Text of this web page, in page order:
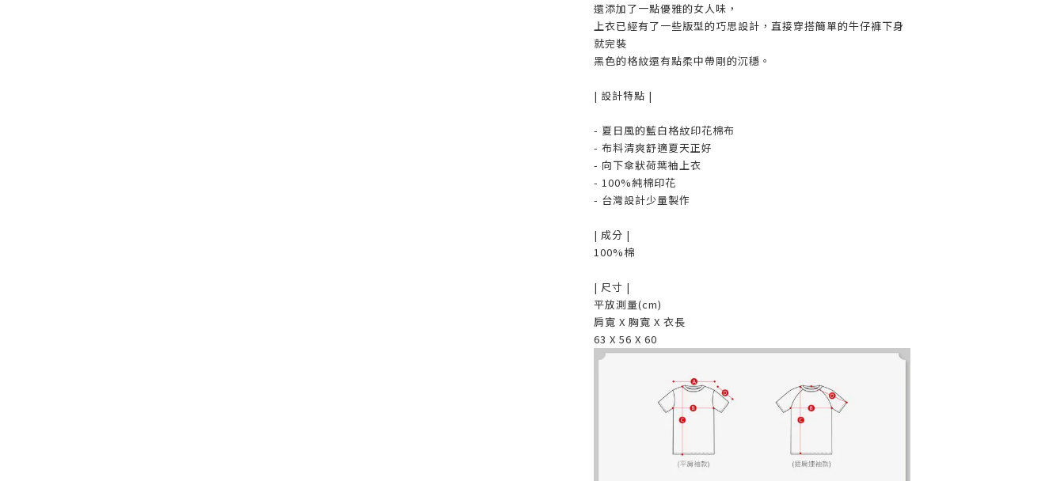
還添加了一點優雅的女人味，
上衣已經有了一些版型的巧思設計，直接穿搭簡單的牛仔褲下身
就完裝
黑色的格紋還有點柔中帶剛的沉穩。
| 設計特點 |
- 夏日風的藍白格紋印花棉布
- 布料清爽舒適夏天正好
- 向下傘狀荷葉袖上衣
- 100%純棉印花
- 台灣設計少量製作
| 成分 |
100%棉
| 尺寸 |
平放測量(cm)
肩寬 X 胸寬 X 衣長
63 X 56 X 60